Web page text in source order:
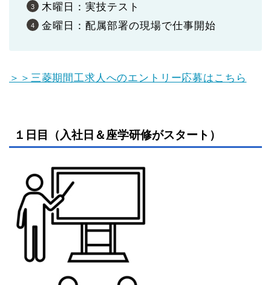
木曜日：実技テスト
金曜日：配属部署の現場で仕事開始
＞＞三菱期間工求人へのエントリー応募はこちら
１日目（入社日＆座学研修がスタート）